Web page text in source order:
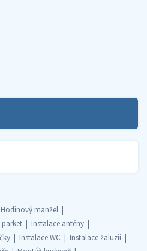
Hodinový manžel
parket
Instalace antény
Instalace WC
Instalace žaluzií